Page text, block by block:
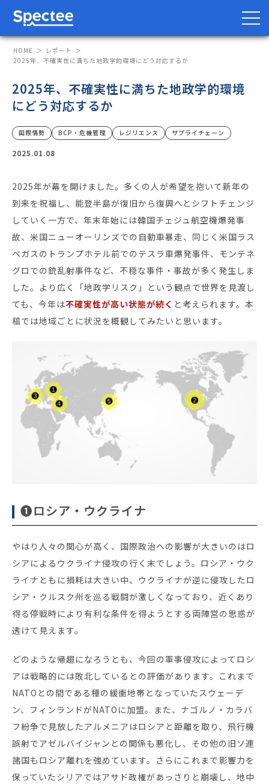
防災・BCP向け サプライチェーン向け
サービス
Spectee Pro
スマートリスク管理
導入事例
レポート
セミナー・イベント
ニュース
ミッション
経営チーム
会社概要
HOME
レポート
2025年、不確実性に満ちた地政学的環境にどう対応するか
2025年、不確実性に満ちた地政学的環境
にどう対応するか
国際情勢 BCP・危機管理 レジリエンス サプライチェーン
2025.01.08
2025年が幕を開けました。多くの人が希望を抱いて新年の
到来を祝福し、能登半島が復旧から復興へとシフトチェンジ
していく一方で、年末年始には韓国チェジュ航空機爆発事
故、米国ニューオーリンズでの自動車暴走、同じく米国ラス
ベガスのトランプホテル前でのテスラ車爆発事件、モンテネ
グロでの銃乱射事件など、不穏な事件・事故が多く発生しま
した。より広く「地政学リスク」という観点で世界を見渡し
ても、今年は不確実性が高い状態が続く と考えられます。本
稿では地域ごとに状況を概観してみたいと思います。
❶ロシア・ウクライナ
やはり人々の関心が高く、国際政治への影響が大きいのはロ
シアによるウクライナ侵攻の行く末でしょう。ロシア・ウク
ライナともに損耗は大きい中、ウクライナが逆に侵攻したロ
シア・クルスク州を巡る戦闘が激しくなっており、近くあり
得る停戦時により有利な条件を得ようとする両陣営の思惑が
透けて見えます。
どのような帰趨になろうとも、今回の軍事侵攻によってロシ
アは戦略的には敗北しているとの評価があります。これまで
NATOとの間である種の緩衝地帯となっていたスウェーデ
ン、フィンランドがNATOに加盟。また、ナゴルノ・カラバ
フ紛争で見放したアルメニアはロシアと距離を取り、飛行機
誤射でアゼルバイジャンとの関係も悪化し、その他の旧ソ連
諸国もロシア離れを強めています。さらにこれまで影響力を
保っていたシリアではアサド政権があっさりと崩壊し、地中